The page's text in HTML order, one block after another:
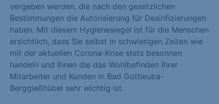
vergeben werden, die nach den gesetzlichen
Bestimmungen die Autorisierung für Desinfizierungen
haben. Mit diesem Hygienesiegel ist für die Menschen
ersichtlich, dass Sie selbst in schwierigen Zeiten wie
mit der aktuellen Corona-Krise stets besonnen
handeln und Ihnen die das Wohlbefinden Ihrer
Mitarbeiter und Kunden in Bad Gottleuba-
Berggießhübel sehr wichtig ist.